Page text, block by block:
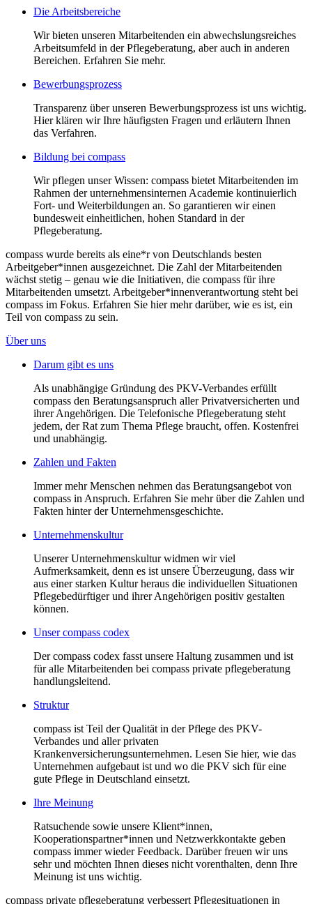
Die Arbeitsbereiche
Wir bieten unseren Mitarbeitenden ein abwechslungsreiches
Arbeitsumfeld in der Pflegeberatung, aber auch in anderen
Bereichen. Erfahren Sie mehr.
Bewerbungsprozess
Transparenz über unseren Bewerbungsprozess ist uns wichtig.
Hier klären wir Ihre häufigsten Fragen und erläutern Ihnen
das Verfahren.
Bildung bei compass
Wir pflegen unser Wissen: compass bietet Mitarbeitenden im
Rahmen der unternehmensinternen Academie kontinuierlich
Fort- und Weiterbildungen an. So garantieren wir einen
bundesweit einheitlichen, hohen Standard in der
Pflegeberatung.
compass wurde bereits als eine*r von Deutschlands besten
Arbeitgeber*innen ausgezeichnet. Die Zahl der Mitarbeitenden
wächst stetig – genau wie die Initiativen, die compass für ihre
Mitarbeitenden umsetzt. Arbeitgeber*innenverantwortung steht bei
compass im Fokus. Erfahren Sie hier mehr darüber, wie es ist, ein
Teil von compass zu sein.
Über uns
Darum gibt es uns
Als unabhängige Gründung des PKV-Verbandes erfüllt
compass den Beratungsanspruch aller Privatversicherten und
ihrer Angehörigen. Die Telefonische Pflegeberatung steht
jedem, der Rat zum Thema Pflege braucht, offen. Kostenfrei
und unabhängig.
Zahlen und Fakten
Immer mehr Menschen nehmen das Beratungsangebot von
compass in Anspruch. Erfahren Sie mehr über die Zahlen und
Fakten hinter der Unternehmensgeschichte.
Unternehmenskultur
Unserer Unternehmenskultur widmen wir viel
Aufmerksamkeit, denn es ist unsere Überzeugung, dass wir
aus einer starken Kultur heraus die individuellen Situationen
Pflegebedürftiger und ihrer Angehörigen positiv gestalten
können.
Unser compass codex
Der compass codex fasst unsere Haltung zusammen und ist
für alle Mitarbeitenden bei compass private pflegeberatung
handlungsleitend.
Struktur
compass ist Teil der Qualität in der Pflege des PKV-
Verbandes und aller privaten
Krankenversicherungsunternehmen. Lesen Sie hier, wie das
Unternehmen aufgebaut ist und wo die PKV sich für eine
gute Pflege in Deutschland einsetzt.
Ihre Meinung
Ratsuchende sowie unsere Klient*innen,
Kooperationspartner*innen und Netzwerkkontakte geben
compass immer wieder Feedback. Darüber freuen wir uns
sehr und möchten Ihnen dieses nicht vorenthalten, denn Ihre
Meinung ist uns wichtig.
compass private pflegeberatung verbessert Pflegesituationen in